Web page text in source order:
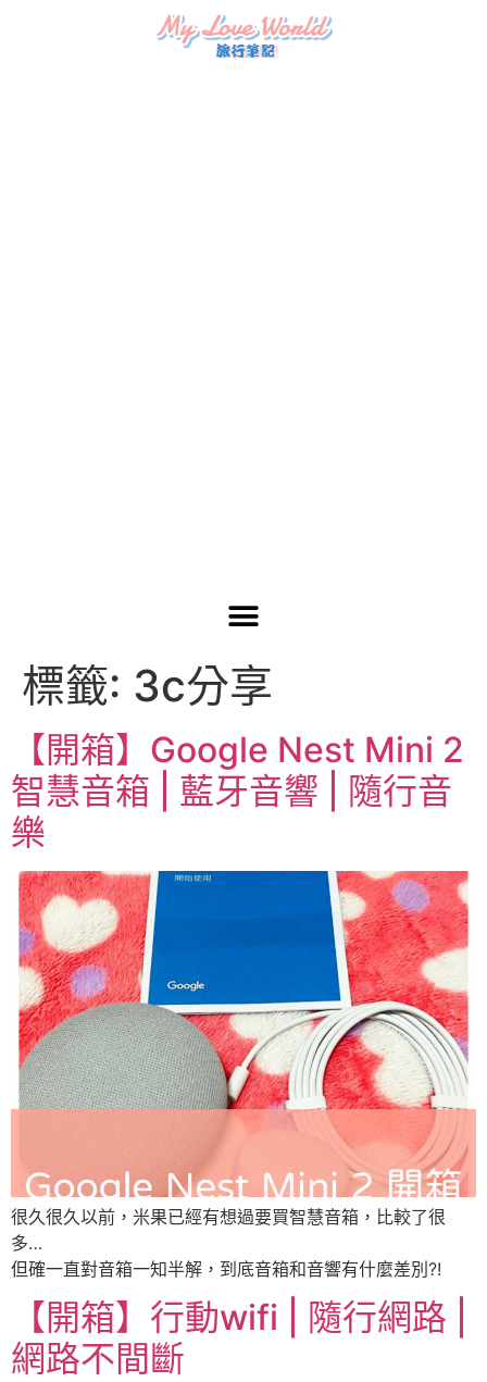
標籤: 3c分享
【開箱】Google Nest Mini 2
智慧音箱 | 藍牙音響 | 隨行音
樂
很久很久以前，米果已經有想過要買智慧音箱，比較了很
多…
但確一直對音箱一知半解，到底音箱和音響有什麼差別?!
【開箱】行動wifi | 隨行網路 |
網路不間斷